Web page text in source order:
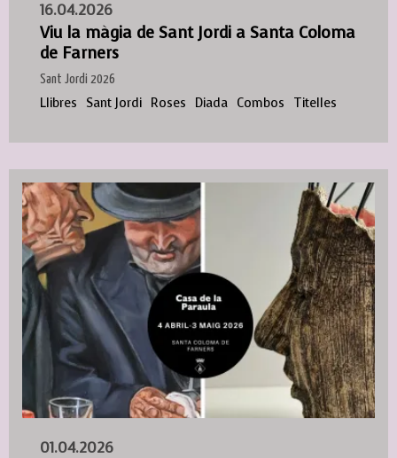
16.04.2026
Viu la màgia de Sant Jordi a Santa Coloma
de Farners
Sant Jordi 2026
Llibres Sant Jordi Roses Diada Combos Titelles
01.04.2026